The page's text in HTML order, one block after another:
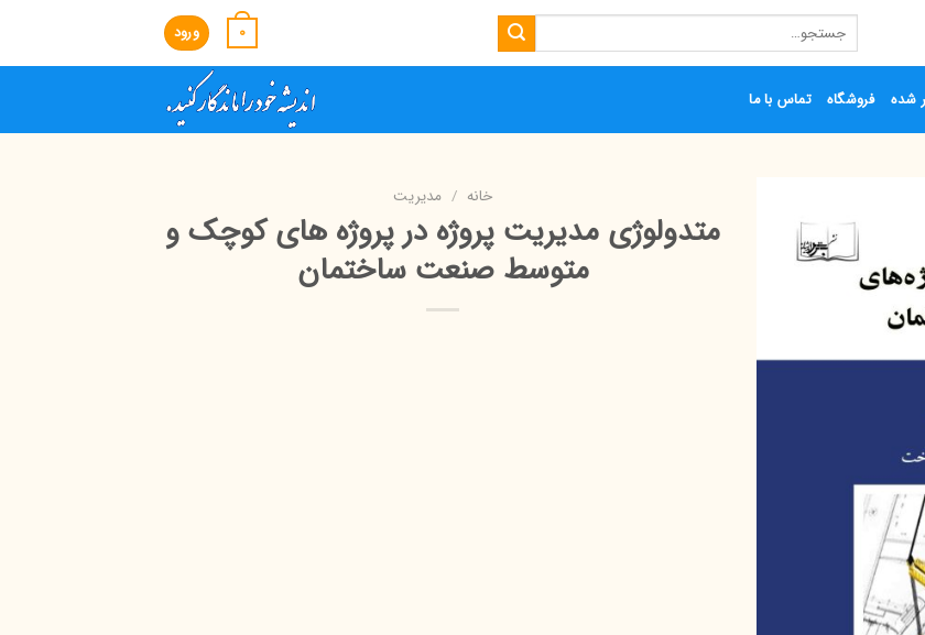
برای:
0 ورود
شده فروشگاه تماس با ما
خانه / مدیریت
متدولوژی مدیریت پروژه در پروژه های کوچک و
متوسط صنعت ساختمان